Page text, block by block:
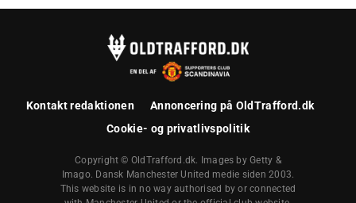
Kontakt redaktionen
Annoncering på OldTrafford.dk
Cookie- og privatlivspolitik
Copyright © OldTrafford.dk. Images by Getty &
Imago. Dansk Manchester United medie siden 2003.
This website is in no way authorised by or connected